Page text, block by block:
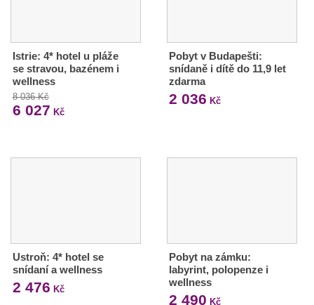
Istrie: 4* hotel u pláže
se stravou, bazénem i
wellness
8 036 Kč
6 027 Kč
Pobyt v Budapešti:
snídaně i dítě do 11,9 let
zdarma
2 036 Kč
Ustroň: 4* hotel se
snídaní a wellness
2 476 Kč
Pobyt na zámku:
labyrint, polopenze i
wellness
2 490 Kč